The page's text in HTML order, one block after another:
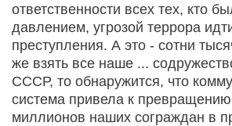
ответственности всех тех, кто
давлением, угрозой террора
преступления. А это - сотни
же взять все наше ...
СССР, то обнаружится, что
система привела к
миллионов наших сограждан в